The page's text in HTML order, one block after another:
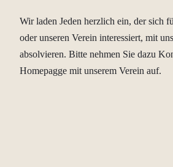
Wir laden Jeden herzlich ein, der sich
oder unseren Verein interessiert, mit
absolvieren. Bitte nehmen Sie dazu
Homepagge mit unserem Verein auf.